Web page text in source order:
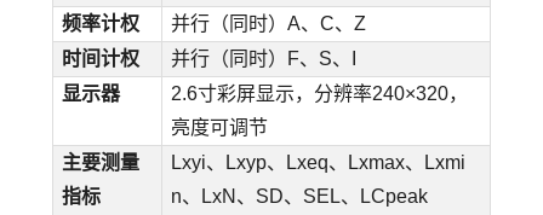
频率计权
并行（同时）A、C、Z
时间计权
并行（同时）F、S、I
显示器
2.6寸彩屏显示，分辨率240×320，
亮度可调节
主要测量
指标
Lxyi、Lxyp、Lxeq、Lxmax、Lxmi
n、LxN、SD、SEL、LCpeak